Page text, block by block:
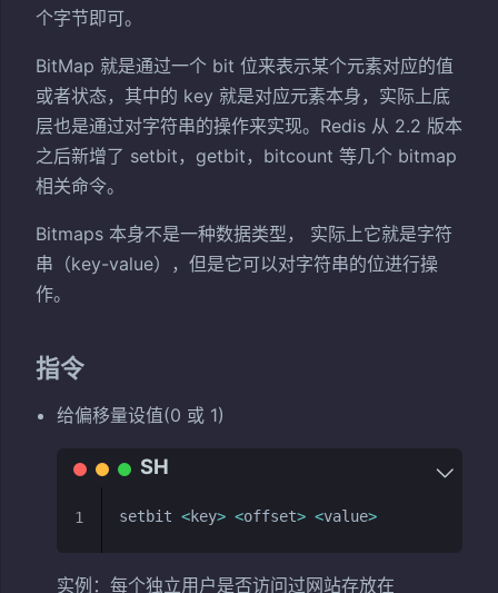
个字节即可。
BitMap 就是通过一个 bit 位来表示某个元素对应的值
或者状态，其中的 key 就是对应元素本身，实际上底
层也是通过对字符串的操作来实现。Redis 从 2.2 版本
之后新增了 setbit，getbit，bitcount 等几个 bitmap
相关命令。
Bitmaps 本身不是一种数据类型， 实际上它就是字符
串（key-value），但是它可以对字符串的位进行操
作。
指令
给偏移量设值(0 或 1)
setbit <key> <offset> <value>
1
实例：每个独立用户是否访问过网站存放在